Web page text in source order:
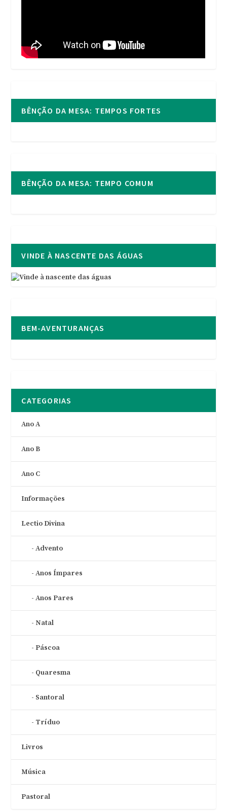
BÊNÇÃO DA MESA: TEMPOS FORTES
BÊNÇÃO DA MESA: TEMPO COMUM
VINDE À NASCENTE DAS ÁGUAS
BEM-AVENTURANÇAS
CATEGORIAS
Ano A
Ano B
Ano C
Informações
Lectio Divina
Advento
Anos Ímpares
Anos Pares
Natal
Páscoa
Quaresma
Santoral
Tríduo
Livros
Música
Pastoral